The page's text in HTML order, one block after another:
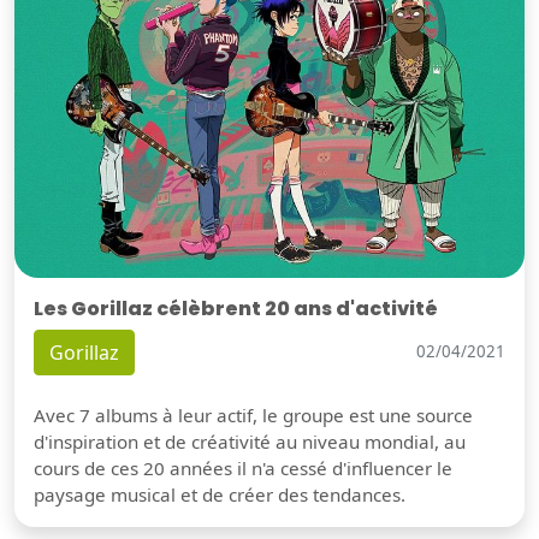
Les Gorillaz célèbrent 20 ans d'activité
Gorillaz 02/04/2021
Avec 7 albums à leur actif, le groupe est une source
d'inspiration et de créativité au niveau mondial, au
cours de ces 20 années il n'a cessé d'influencer le
paysage musical et de créer des tendances.